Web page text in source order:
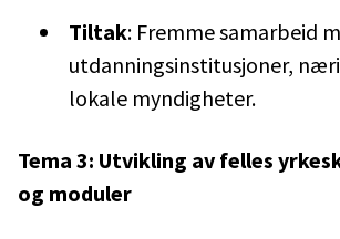
Tiltak: Fremme samarbeid
utdanningsinstitusjoner,
lokale myndigheter.
Tema 3: Utvikling av felles
og moduler